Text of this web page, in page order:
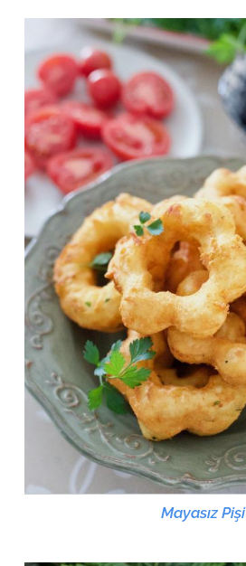
Mayasız Pişi